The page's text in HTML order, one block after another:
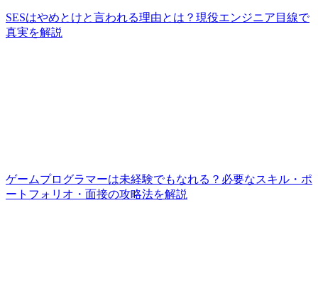
SESはやめとけと言われる理由とは？現役エンジニア目線で
真実を解説
ゲームプログラマーは未経験でもなれる？必要なスキル・ポ
ートフォリオ・面接の攻略法を解説